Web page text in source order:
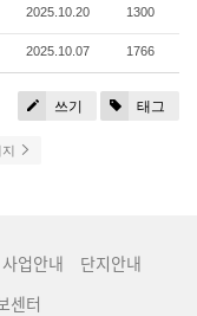
2025.10.20 1300
2025.10.07 1766
쓰기 태그
사업안내
단지안내
센터